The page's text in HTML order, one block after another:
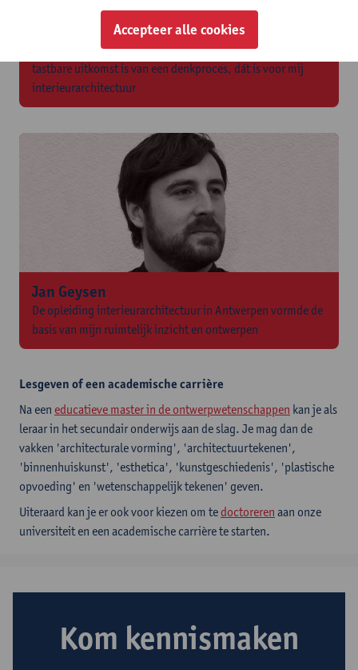
Gilles De Schoesitter
Het brengen van een verhaal waarbij het eindresultaat de
tastbare uitkomst is van een denkproces, dát is voor mij
interieurarchitectuur
Jan Geysen
De opleiding interieurarchitectuur in Antwerpen vormde de
basis van mijn ruimtelijk inzicht en ontwerpen
Lesgeven of een academische carrière
Na een educatieve master in de ontwerpwetenschappen kan je als
leraar in het secundair onderwijs aan de slag. Je mag dan de
vakken 'architecturale vorming', 'architectuurtekenen',
'binnenhuiskunst', 'esthetica', 'kunstgeschiedenis', 'plastische
opvoeding' en 'wetenschappelijk tekenen' geven.
Uiteraard kan je er ook voor kiezen om te doctoreren aan onze
universiteit en een academische carrière te starten.
Kom kennismaken
Accepteer alle cookies